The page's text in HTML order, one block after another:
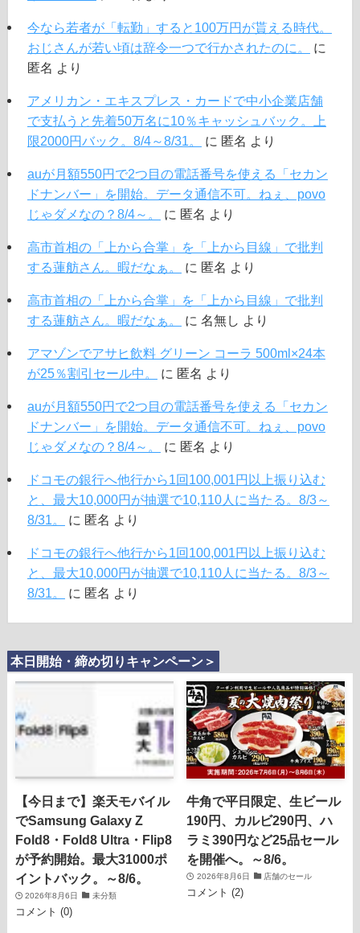
今なら若者が「転勤」すると100万円が貰える時代。
おじさんが若い頃は辞令一つで行かされたのに。
に
匿名 より
アメリカン・エキスプレス・カードで中小企業店舗
で支払うと先着50万名に10％キャッシュバック。上
限2000円バック。8/4～8/31。
に 匿名 より
auが月額550円で2つ目の電話番号を使える「セカン
ドナンバー」を開始。データ通信不可。ねぇ、povo
じゃダメなの？8/4～。
に 匿名 より
高市首相の「上から合掌」を「上から目線」で批判
する蓮舫さん。暇だなぁ。
に 匿名 より
高市首相の「上から合掌」を「上から目線」で批判
する蓮舫さん。暇だなぁ。
に 名無し より
アマゾンでアサヒ飲料 グリーン コーラ 500ml×24本
が25％割引セール中。
に 匿名 より
auが月額550円で2つ目の電話番号を使える「セカン
ドナンバー」を開始。データ通信不可。ねぇ、povo
じゃダメなの？8/4～。
に 匿名 より
ドコモの銀行へ他行から1回100,001円以上振り込む
と、最大10,000円が抽選で10,110人に当たる。8/3～
8/31。
に 匿名 より
ドコモの銀行へ他行から1回100,001円以上振り込む
と、最大10,000円が抽選で10,110人に当たる。8/3～
8/31。
に 匿名 より
本日開始・締め切りキャンペーン＞
【今日まで】楽天モバイル
でSamsung Galaxy Z
Fold8・Fold8 Ultra・Flip8
が予約開始。最大31000ポ
イントバック。～8/6。
2026年8月6日 未分類
コメント (0)
牛角で平日限定、生ビール
190円、カルビ290円、ハ
ラミ390円など25品セール
を開催へ。～8/6。
2026年8月6日 店舗のセール
コメント (2)